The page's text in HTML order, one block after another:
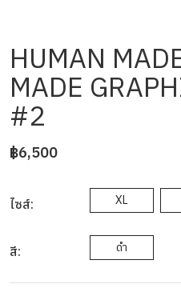
HUMAN
MADE
#2
฿6,500
ไซส์: XL
สี: ดำ